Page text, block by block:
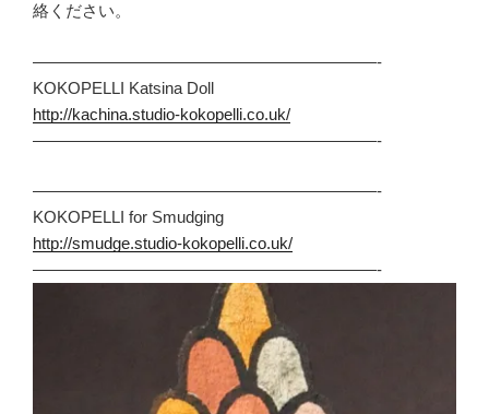
絡ください。
—————————————————————-
KOKOPELLI Katsina Doll
http://kachina.studio-kokopelli.co.uk/
—————————————————————-
—————————————————————-
KOKOPELLI for Smudging
http://smudge.studio-kokopelli.co.uk/
—————————————————————-